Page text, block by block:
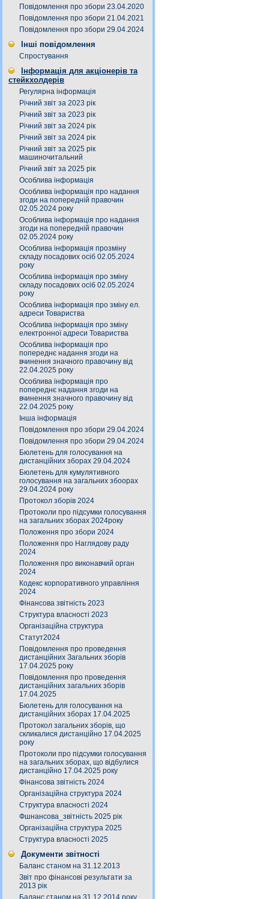
Повідомлення про збори 23.04.2020
Повідомлення про збори 21.04.2021
Повідомлення про збори 29.04.2024
Інші повідомлення
Спростування
Інформація для акціонерів та
стейкхолдерів
Регулярна інформація
Річний звіт за 2023 рік
Річний звіт за 2023 рік
Річний звіт за 2024 рік
Річний звіт за 2024 рік
Річний звіт за 2025 рік
машиночитальний
Річний звіт за 2025 рік
Особлива інформація
Особлива інформація про надання
згоди на попередній правочин
02.05.2024 року
Особлива інформація про надання
згоди на попередній правочин
02.05.2024 року
Особлива інформація прозміну
складу посадових осіб 02.05.2024
року
Особлива інформація про зміну
складу посадових осіб 02.05.2024
року
Особлива інформація про зміну ел.
адреси Товариства
Особлива інформація про зміну
електронної адреси Товариства
Особлива інформація про
попереднє надання згоди на
вчинення значного правочину від
22.04.2025 року
Особлива інформація про
попереднє надання згоди на
вчинення значного правочину від
22.04.2025 року
Інша інформація
Повідомлення про збори 29.04.2024
Повідомлення про збори 29.04.2024
Бюлетень для голосування на
дистанційних зборах 29.04.2024
Бюлетень для кумулятивного
голосування на загальних збоорах
29.04.2024 року
Протокол зборів 2024
Протоколи про підсумки голосування
на загальних зборах 2024року
Положення про збори 2024
Положення про Наглядову раду
2024
Положення про виконавчий орган
2024
Кодекс корпоративного управління
2024
Фінансова звітність 2023
Структура власності 2023
Організаційна структура
Статут2024
Повідомлення про проведення
дистанційних Загальних зборів
17.04.2025 року
Повідомлення про проведення
дистанційних загальних зборів
17.04.2025
Бюлетень для голосування на
дистанційних зборах 17.04.2025
Протокол загальних зборів, що
скликалися дистанційно 17.04.2025
року
Протоколи про підсумки голосування
на загальних зборах, що відбулися
дистанційно 17.04.2025 року
Фінансова звітність 2024
Організаційна структура 2024
Структура власності 2024
Фшнансова_звітність 2025 рік
Організаційна структура 2025
Структура власності 2025
Документи звітності
Баланс станом на 31.12.2013
Звіт про фінансові результати за
2013 рік
Баланс станом на 31.12.2014 року